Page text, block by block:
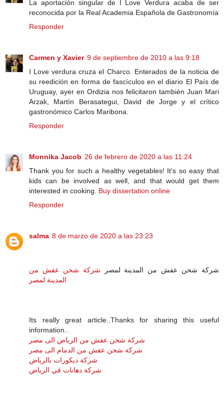
La aportación singular de I Love Verdura acaba de ser
reconocida por la Real Academia Española de Gastronomía
Responder
Carmen y Xavier 9 de septiembre de 2010 a las 9:18
I Love verdura cruza el Charco. Enterados de la noticia de
su reedición en forma de fascículos en el diario El País de
Uruguay, ayer en Ordizia nos felicitaron también Juan Mari
Arzak, Martín Berasategui, David de Jorge y el crítico
gastronómico Carlos Maribona.
Responder
Monnika Jacob 26 de febrero de 2020 a las 11:24
Thank you for such a healthy vegetables! It's so easy that
kids can be involved as well, and that would get them
interested in cooking. Buy dissertation online
Responder
salma 8 de marzo de 2020 a las 23:23
شركة شحن عفش من المدينة لمصر شركة شحن عفش من
المدينة لمصر
Its really great article..Thanks for sharing this useful
information..
شركة شحن عفش من الرياض الى مصر
شركة شحن عفش من الدمام الى مصر
شركة ديكورات بالرياض
شركة دهانات في الرياض